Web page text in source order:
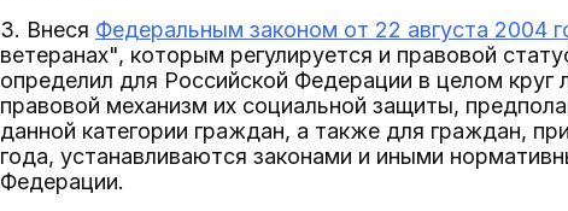
3. Внеся Федеральным законом от 22 августа 2004
ветеранах", которым регулируется и правовой
определил для Российской Федерации в целом
правовой механизм их социальной защиты,
данной категории граждан, а также для граждан,
года, устанавливаются законами и иными
Федерации.